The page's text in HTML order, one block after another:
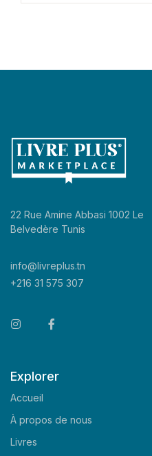
22 Rue Amine Abbasi 1002 Le
Belvedère Tunis
info@livreplus.tn
+216 31 575 307
Explorer
Accueil
À propos de nous
Livres